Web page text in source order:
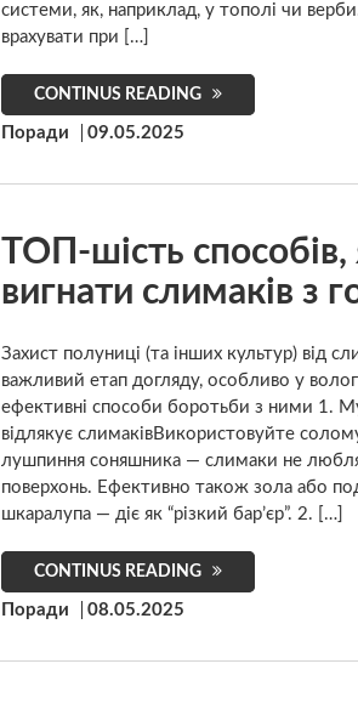
системи, як, наприклад, у тополі чи
врахувати при […]
CONTINUS READING
Поради 09.05.2025
ТОП-шість способів,
вигнати слимаків з
Захист полуниці (та інших культур) від
важливий етап догляду, особливо у
ефективні способи боротьби з ними 1.
відлякує слимаківВикористовуйте
лушпиння соняшника — слимаки не
поверхонь. Ефективно також зола або
шкаралупа — діє як “різкий бар’єр”. 2. […]
CONTINUS READING
Поради 08.05.2025